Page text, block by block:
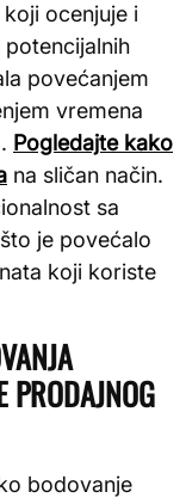
ocenjuje i
povećanjem
vremena
Pogledajte kako
na sličan način.
sa
je povećalo
koji koriste
PRODAJNOG
bodovanje